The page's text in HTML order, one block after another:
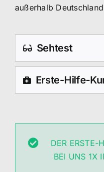
außerhalb
Sehtest
Erste-Hilfe-
DER ERSTE-
BEI UNS 1X